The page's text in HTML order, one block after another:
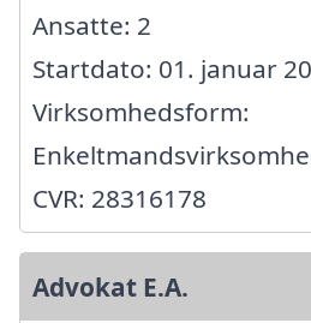
Ansatte: 2
Startdato: 01. januar
Virksomhedsform:
CVR: 28316178
Advokat E.A.